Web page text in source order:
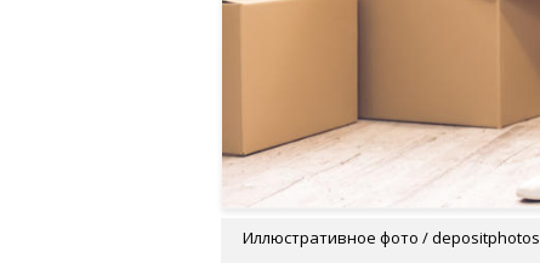
Иллюстративное фото / depositphotos